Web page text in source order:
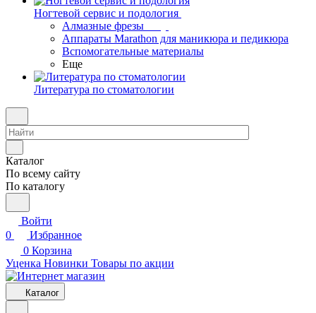
Ногтевой сервис и подология
Алмазные фрезы
Аппараты Marathon для маникюра и педикюра
Вспомогательные материалы
Еще
Литература по стоматологии
Каталог
По всему сайту
По каталогу
Войти
0
Избранное
0 Корзина
Уценка Новинки Товары по акции
Каталог